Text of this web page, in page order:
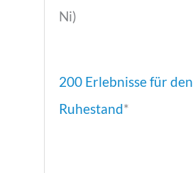
200 Erlebnisse für den
Ruhestand*